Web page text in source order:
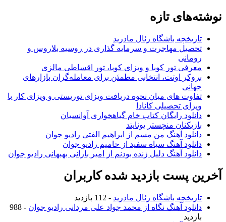
نوشته‌های تازه
تاریخچه باشگاه رئال مادرید
تحصیل مهاجرت و سرمایه گذاری در روسیه بلاروس و
رومانی
معرفی تور کوبا و ویزای کوبا، تور اقساطی مالزی
بروکر اوتت، انتخابی مطمئن برای معامله‌گران بازارهای
جهانی
تفاوت های میان نحوه دریافت ویزای توریستی و ویزای کار با
ویزای تحصیلی کانادا
دانلود رایگان کتاب خام گیاهخواری آوانسیان
بازیکنان منچستر یونایتد
دانلود آهنگ من مسم از ابراهیم الفتی رادیو جوان
دانلود آهنگ سیاه سفید از حامیم رادیو جوان
دانلود آهنگ دلیل زنده بودنم از امیر بارانی بهبهانی رادیو جوان
آخرین پست بازدید شده کاربران
تاریخچه باشگاه رئال مادرید - 112 بازدید
دانلود آهنگ نگاه از محمد جواد علی مردانی رادیو جوان
- 988
بازدید